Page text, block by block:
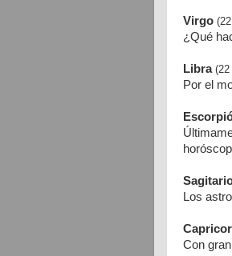
Virgo
¿Qué
Libra (22
Por el
Los
Con